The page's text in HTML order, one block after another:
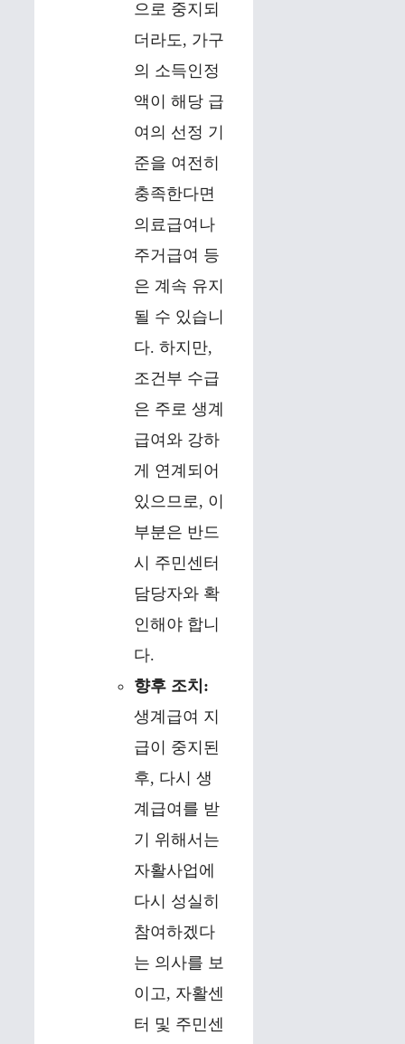
으로 중지되
더라도, 가구
의 소득인정
액이 해당 급
여의 선정 기
준을 여전히
충족한다면
의료급여나
주거급여 등
은 계속 유지
될 수 있습니
다. 하지만,
조건부 수급
은 주로 생계
급여와 강하
게 연계되어
있으므로, 이
부분은 반드
시 주민센터
담당자와 확
인해야 합니
다.
향후 조치:
생계급여 지
급이 중지된
후, 다시 생
계급여를 받
기 위해서는
자활사업에
다시 성실히
참여하겠다
는 의사를 보
이고, 자활센
터 및 주민센